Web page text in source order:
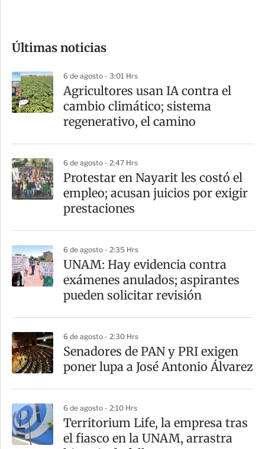
m
a
r
t
Últimas noticias
6 de agosto - 3:01 Hrs
Agricultores usan IA contra el
cambio climático; sistema
regenerativo, el camino
6 de agosto - 2:47 Hrs
Protestar en Nayarit les costó el
empleo; acusan juicios por exigir
prestaciones
6 de agosto - 2:35 Hrs
UNAM: Hay evidencia contra
exámenes anulados; aspirantes
pueden solicitar revisión
6 de agosto - 2:30 Hrs
Senadores de PAN y PRI exigen
poner lupa a José Antonio Álvarez
6 de agosto - 2:10 Hrs
Territorium Life, la empresa tras
el fiasco en la UNAM, arrastra